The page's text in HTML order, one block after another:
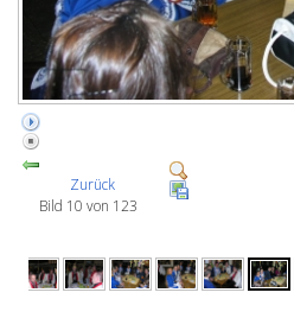
Zurück
Bild 10 von 123